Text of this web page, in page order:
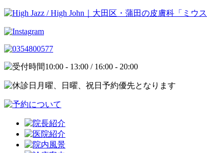
10:00 - 13:00 / 16:00 - 20:00
月曜、日曜、祝日予約優先となります